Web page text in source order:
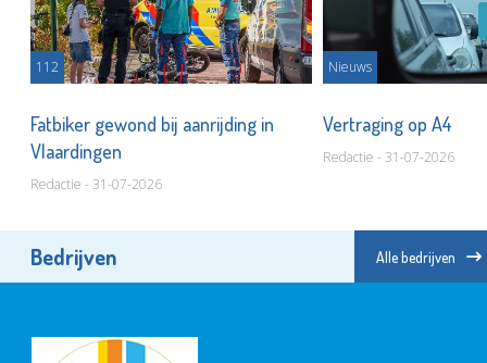
112
Fatbiker gewond bij aanrijding in
Vlaardingen
Redactie - 31-07-2026
Nieuws
Vertraging op A4
Redactie - 31-07-2026
Bedrijven Alle bedrijven